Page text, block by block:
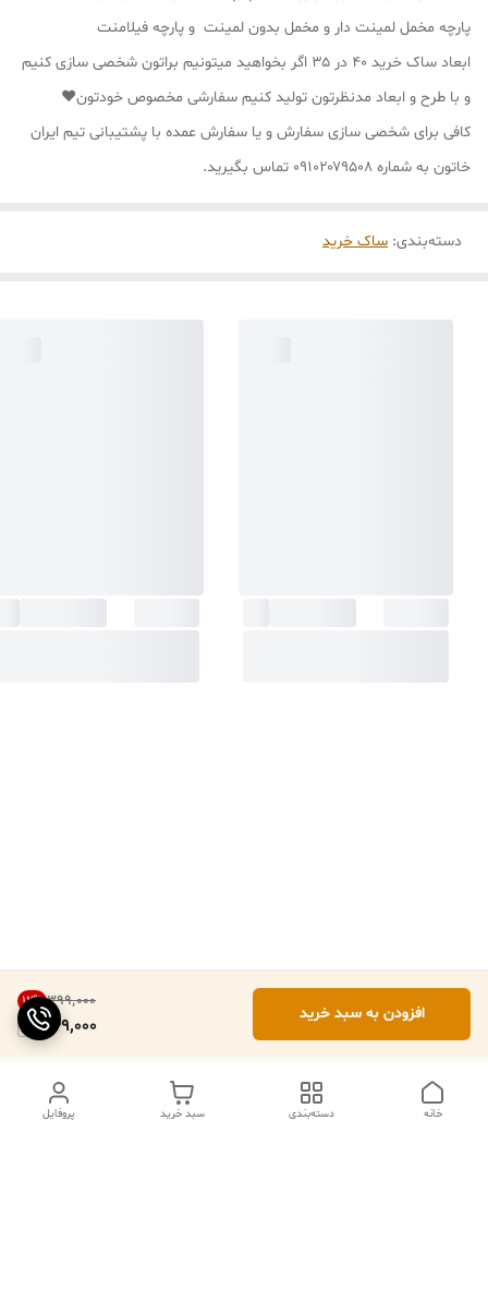
۳۹۹٬۰۰۰ 12%
349,000
افزودن به سبد خرید
پارچه مخمل لمینت دار و مخمل بدون لمینت و پارچه فیلامنت
ابعاد ساک خرید ۴۰ در ۳۵ اگر بخواهید میتونیم براتون شخصی سازی کنیم
و با طرح و ابعاد مدنظرتون تولید کنیم سفارشی مخصوص خودتون❤
کافی برای شخصی سازی سفارش و یا سفارش عمده با پشتیبانی تیم ایران
خاتون به شماره ۰۹۱۰۲۰۷۹۵۰۸ تماس بگیرید.
دسته‌بندی: ساک خرید
پروفایل سبد خرید دسته‌بندی خانه